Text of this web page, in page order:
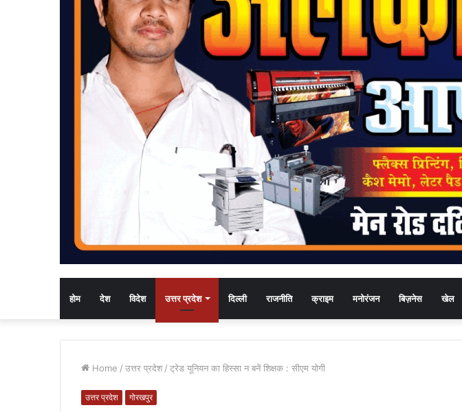
होम देश विदेश उत्तर प्रदेश दिल्ली राजनीति क्राइम मनोरंजन बिज़नेस खेल
Home / उत्तर प्रदेश / ट्रेड यूनियन का हिस्सा न बनें शिक्षक : सीएम योगी
उत्तर प्रदेश गोरखपुर